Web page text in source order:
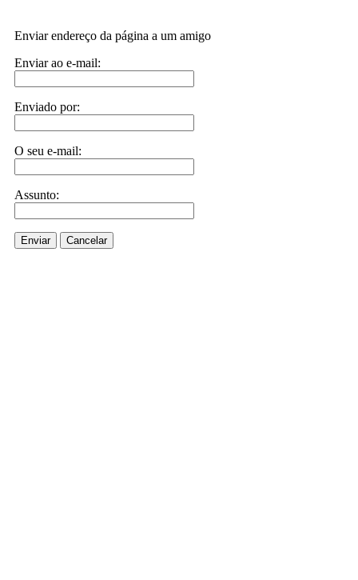
Enviar endereço da página a um amigo
Enviar ao e-mail:
Enviado por:
O seu e-mail:
Assunto:
Enviar Cancelar